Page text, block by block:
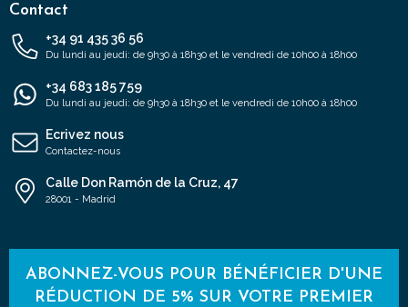
Contact
+34 91 435 36 56
Du lundi au jeudi: de 9h30 à 18h30 et le vendredi de 10h00 à 18h00
+34 683 185 759
Du lundi au jeudi: de 9h30 à 18h30 et le vendredi de 10h00 à 18h00
Ecrivez nous
Contactez-nous
Calle Don Ramón de la Cruz, 47
28001 - Madrid
ABONNEZ-VOUS POUR BÉNÉFICIER D'UNE
RÉDUCTION DE 5% SUR VOTRE PREMIER